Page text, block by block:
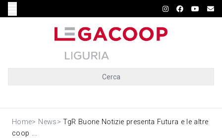
Cerca
Home> News> TgR Buone Notizie presenta Futura e le altre
coop ...